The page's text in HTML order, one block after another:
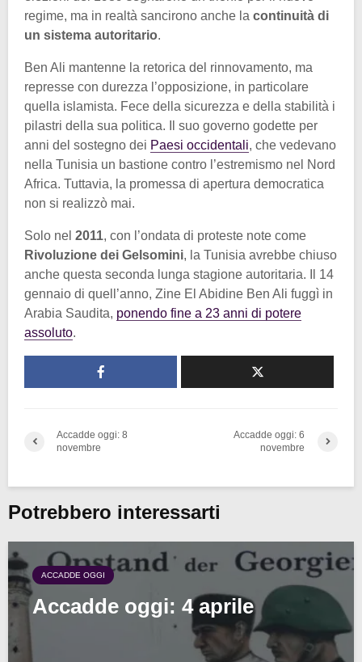
regime, ma in realtà sancirono anche la continuità di
un sistema autoritario.
Ben Ali mantenne la retorica del rinnovamento, ma
represse con durezza l’opposizione, in particolare
quella islamista. Fece della sicurezza e della stabilità i
pilastri della sua politica. Il suo governo godette per
anni del sostegno dei Paesi occidentali, che vedevano
nella Tunisia un bastione contro l’estremismo nel Nord
Africa. Tuttavia, la promessa di apertura democratica
non si realizzò mai.
Solo nel 2011, con l’ondata di proteste note come
Rivoluzione dei Gelsomini, la Tunisia avrebbe chiuso
anche questa seconda lunga stagione autoritaria. Il 14
gennaio di quell’anno, Zine El Abidine Ben Ali fuggì in
Arabia Saudita, ponendo fine a 23 anni di potere
assoluto.
Accadde oggi: 8
novembre
Accadde oggi: 6
novembre
Potrebbero interessarti
ACCADDE OGGI
Accadde oggi: 4 aprile